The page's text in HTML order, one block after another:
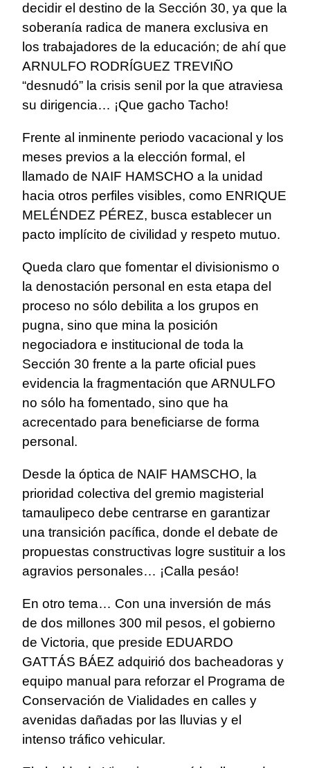
decidir el destino de la Sección 30, ya que la
soberanía radica de manera exclusiva en
los trabajadores de la educación; de ahí que
ARNULFO RODRÍGUEZ TREVIÑO
“desnudó” la crisis senil por la que atraviesa
su dirigencia… ¡Que gacho Tacho!
Frente al inminente periodo vacacional y los
meses previos a la elección formal, el
llamado de NAIF HAMSCHO a la unidad
hacia otros perfiles visibles, como ENRIQUE
MELÉNDEZ PÉREZ, busca establecer un
pacto implícito de civilidad y respeto mutuo.
Queda claro que fomentar el divisionismo o
la denostación personal en esta etapa del
proceso no sólo debilita a los grupos en
pugna, sino que mina la posición
negociadora e institucional de toda la
Sección 30 frente a la parte oficial pues
evidencia la fragmentación que ARNULFO
no sólo ha fomentado, sino que ha
acrecentado para beneficiarse de forma
personal.
Desde la óptica de NAIF HAMSCHO, la
prioridad colectiva del gremio magisterial
tamaulipeco debe centrarse en garantizar
una transición pacífica, donde el debate de
propuestas constructivas logre sustituir a los
agravios personales… ¡Calla pesáo!
En otro tema… Con una inversión de más
de dos millones 300 mil pesos, el gobierno
de Victoria, que preside EDUARDO
GATTÁS BÁEZ adquirió dos bacheadoras y
equipo manual para reforzar el Programa de
Conservación de Vialidades en calles y
avenidas dañadas por las lluvias y el
intenso tráfico vehicular.